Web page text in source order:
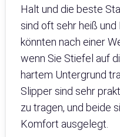
Halt und die beste
sind oft sehr heiß und
könnten nach einer
wenn Sie Stiefel auf
hartem Untergrund
Slipper sind sehr
zu tragen, und beide
Komfort ausgelegt.